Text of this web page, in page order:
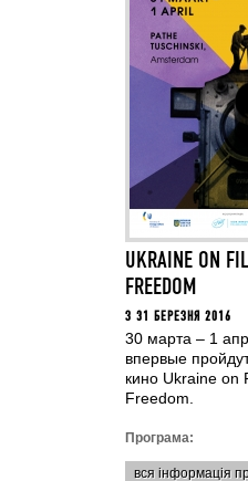
UKRAINE ON
FREEDOM
З 31 БЕРЕЗНЯ 2016
30 марта – 1
впервые
кино Ukraine on
Freedom.
Програма:
вся інформація